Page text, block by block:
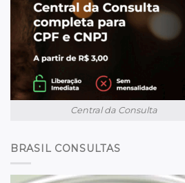
Central da Consulta
BRASIL CONSULTAS